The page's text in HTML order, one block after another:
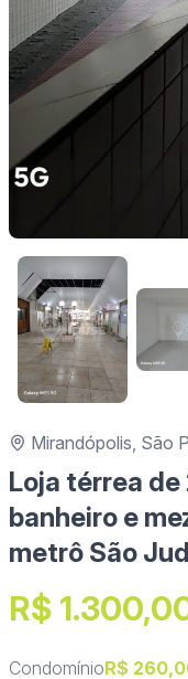
Mirandópolis, São
Loja térrea de
banheiro e
metrô São
R$
CondomínioR$